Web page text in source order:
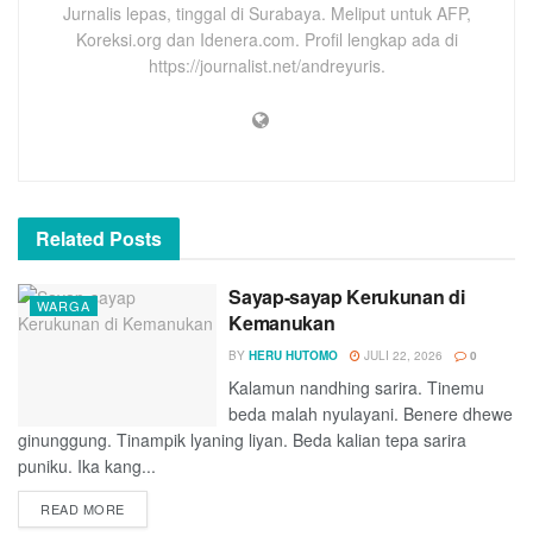
Jurnalis lepas, tinggal di Surabaya. Meliput untuk AFP,
Koreksi.org dan Idenera.com. Profil lengkap ada di
https://journalist.net/andreyuris.
Related Posts
WARGA
Sayap-sayap Kerukunan di
Kemanukan
BY HERU HUTOMO JULI 22, 2026 0
Kalamun nandhing sarira. Tinemu
beda malah nyulayani. Benere dhewe
ginunggung. Tinampik lyaning liyan. Beda kalian tepa sarira
puniku. Ika kang...
READ MOREDETAILS